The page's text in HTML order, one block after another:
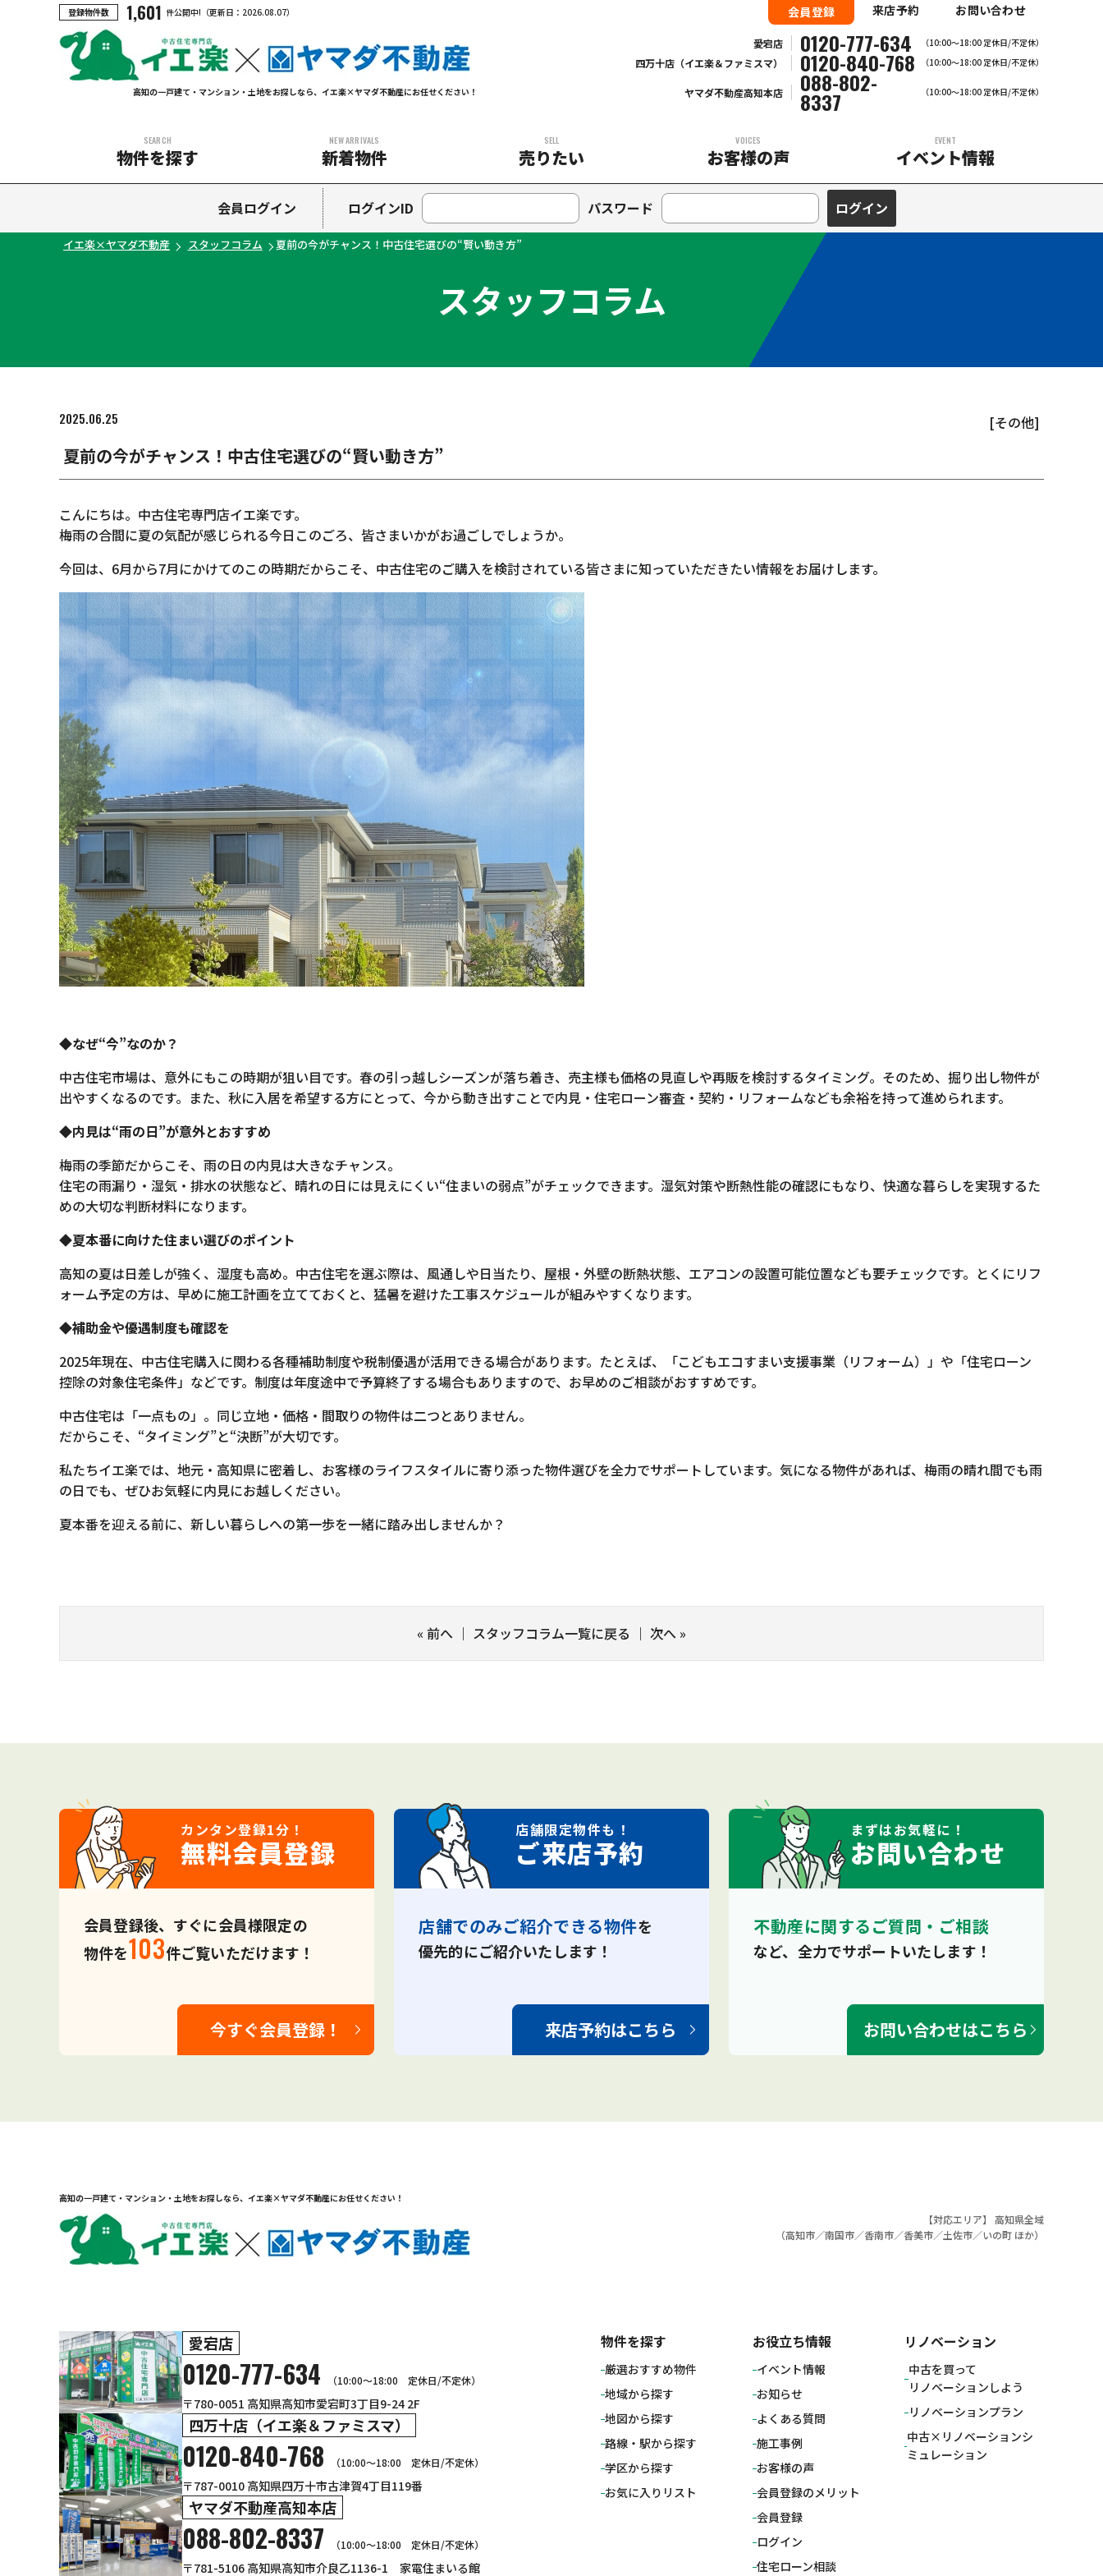
登録物件数 1,601 件公開中! （更新日： 2026.08.07）
高知の一戸建て・マンション・土地をお探しなら、イエ楽×ヤマダ不動産にお任せください！
会員登録 来店予約 お問い合わせ
愛宕店 0120-777-634 （10:00～18:00 定休日/不定休）
四万十店（イエ楽＆ファミスマ） 0120-840-768 （10:00〜18:00 定休日/不定休）
ヤマダ不動産高知本店 088-802-
8337 （10:00～18:00 定休日/不定休）
SEARCH
物件を探す
中古一戸建て
中古マンション
土地
新築一戸建て
NEW ARRIVALS
新着物件
SELL
売りたい
VOICES
お客様の声
EVENT
イベント情報
会員ログイン ログインID パスワード
イエ楽×ヤマダ不動産 スタッフコラム 夏前の今がチャンス！中古住宅選びの“賢い動き方”
スタッフコラム
2025.06.25 [その他]
夏前の今がチャンス！中古住宅選びの“賢い動き方”
こんにちは。中古住宅専門店イエ楽です。
梅雨の合間に夏の気配が感じられる今日このごろ、皆さまいかがお過ごしでしょうか。
今回は、6月から7月にかけてのこの時期だからこそ、中古住宅のご購入を検討されている皆さまに知っていただきたい情報をお届けします。
◆なぜ“今”なのか？
中古住宅市場は、意外にもこの時期が狙い目です。春の引っ越しシーズンが落ち着き、売主様も価格の見直しや再販を検討するタイミング。そのため、掘り出し物件が
出やすくなるのです。また、秋に入居を希望する方にとって、今から動き出すことで内見・住宅ローン審査・契約・リフォームなども余裕を持って進められます。
◆内見は“雨の日”が意外とおすすめ
梅雨の季節だからこそ、雨の日の内見は大きなチャンス。
住宅の雨漏り・湿気・排水の状態など、晴れの日には見えにくい“住まいの弱点”がチェックできます。湿気対策や断熱性能の確認にもなり、快適な暮らしを実現するた
めの大切な判断材料になります。
◆夏本番に向けた住まい選びのポイント
高知の夏は日差しが強く、湿度も高め。中古住宅を選ぶ際は、風通しや日当たり、屋根・外壁の断熱状態、エアコンの設置可能位置なども要チェックです。とくにリフ
ォーム予定の方は、早めに施工計画を立てておくと、猛暑を避けた工事スケジュールが組みやすくなります。
◆補助金や優遇制度も確認を
2025年現在、中古住宅購入に関わる各種補助制度や税制優遇が活用できる場合があります。たとえば、「こどもエコすまい支援事業（リフォーム）」や「住宅ローン
控除の対象住宅条件」などです。制度は年度途中で予算終了する場合もありますので、お早めのご相談がおすすめです。
中古住宅は「一点もの」。同じ立地・価格・間取りの物件は二つとありません。
だからこそ、“タイミング”と“決断”が大切です。
私たちイエ楽では、地元・高知県に密着し、お客様のライフスタイルに寄り添った物件選びを全力でサポートしています。気になる物件があれば、梅雨の晴れ間でも雨
の日でも、ぜひお気軽に内見にお越しください。
夏本番を迎える前に、新しい暮らしへの第一歩を一緒に踏み出しませんか？
« 前へ ｜ スタッフコラム一覧に戻る ｜ 次へ »
カンタン登録1分！
無料会員登録
会員登録後、すぐに会員様限定の
物件を103件ご覧いただけます！
今すぐ会員登録！
店舗限定物件も！
ご来店予約
店舗でのみご紹介できる物件を
優先的にご紹介いたします！
来店予約はこちら
まずはお気軽に！
お問い合わせ
不動産に関するご質問・ご相談
など、全力でサポートいたします！
お問い合わせはこちら
高知の一戸建て・マンション・土地をお探しなら、 イエ楽×ヤマダ不動産にお任せください！
【対応エリア】 高知県全域
（高知市／南国市／香南市／香美市／土佐市／いの町 ほか）
愛宕店
0120-777-634 （10:00～18:00 定休日/不定休）
〒780-0051 高知県高知市愛宕町3丁目9-24 2F
四万十店（イエ楽＆ファミスマ）
0120-840-768 （10:00〜18:00 定休日/不定休）
〒787-0010 高知県四万十市古津賀4丁目119番
ヤマダ不動産高知本店
088-802-8337 （10:00～18:00 定休日/不定休）
〒781-5106 高知県高知市介良乙1136-1 家電住まいる館
物件を探す
厳選おすすめ物件
地域から探す
地図から探す
路線・駅から探す
学区から探す
お気に入りリスト
お役立ち情報
イベント情報
お知らせ
よくある質問
施工事例
お客様の声
会員登録のメリット
会員登録
ログイン
住宅ローン相談
リノベーション
中古を買って
リノベーションしよう
リノベーションプラン
中古×リノベーションシ
ミュレーション